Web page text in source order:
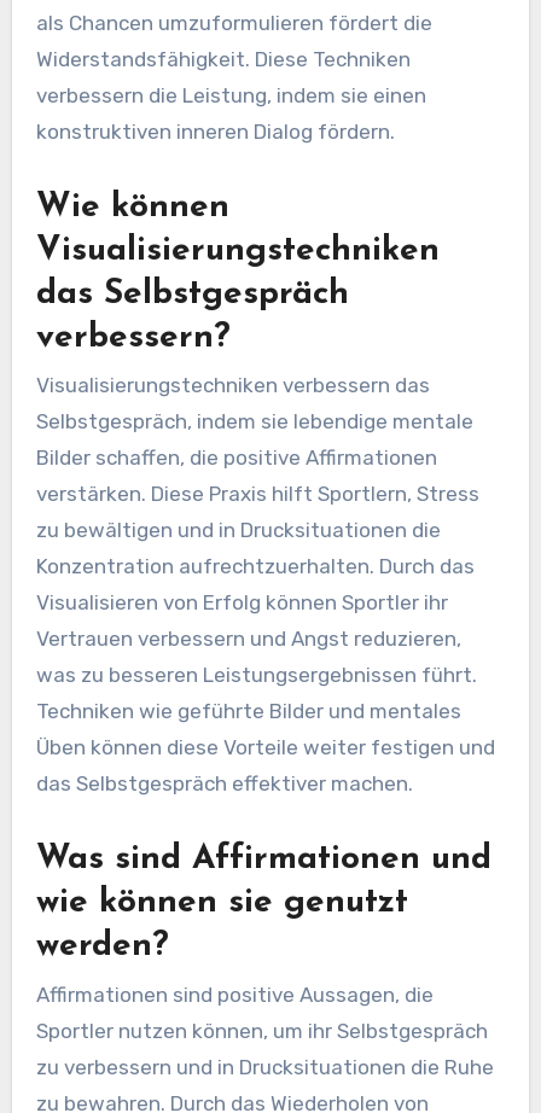
als Chancen umzuformulieren fördert die
Widerstandsfähigkeit. Diese Techniken
verbessern die Leistung, indem sie einen
konstruktiven inneren Dialog fördern.
Wie können
Visualisierungstechniken
das Selbstgespräch
verbessern?
Visualisierungstechniken verbessern das
Selbstgespräch, indem sie lebendige mentale
Bilder schaffen, die positive Affirmationen
verstärken. Diese Praxis hilft Sportlern, Stress
zu bewältigen und in Drucksituationen die
Konzentration aufrechtzuerhalten. Durch das
Visualisieren von Erfolg können Sportler ihr
Vertrauen verbessern und Angst reduzieren,
was zu besseren Leistungsergebnissen führt.
Techniken wie geführte Bilder und mentales
Üben können diese Vorteile weiter festigen und
das Selbstgespräch effektiver machen.
Was sind Affirmationen und
wie können sie genutzt
werden?
Affirmationen sind positive Aussagen, die
Sportler nutzen können, um ihr Selbstgespräch
zu verbessern und in Drucksituationen die Ruhe
zu bewahren. Durch das Wiederholen von